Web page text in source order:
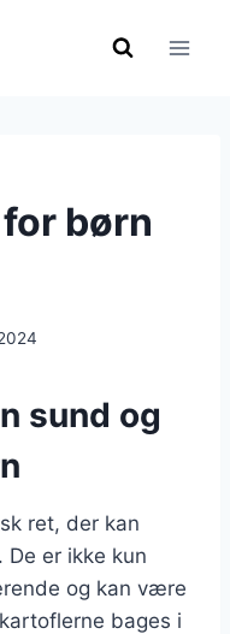
børn
sund og
ret, der kan
er ikke kun
og kan være
bages i